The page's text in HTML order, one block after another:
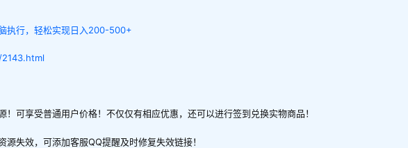
执行，轻松实现日入200-500+
可享受普通用户价格！不仅仅有相应优惠，还可以进行签到兑换实物商品！
失效，可添加客服QQ提醒及时修复失效链接！